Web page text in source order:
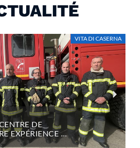
VITA DI CASERNA
DE
EXPÉRIENCE ET